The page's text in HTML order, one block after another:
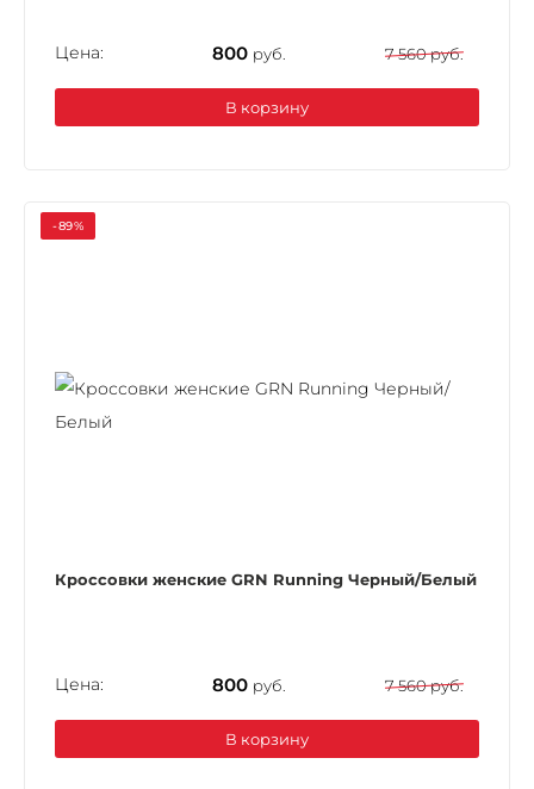
Цена: 800 руб. 7 560 руб.
В корзину
-89%
Кроссовки женские GRN Running Черный/Белый
Цена: 800 руб. 7 560 руб.
В корзину